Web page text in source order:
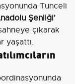
Tunceli
Şenliği'
çıkarak
yaşattı.